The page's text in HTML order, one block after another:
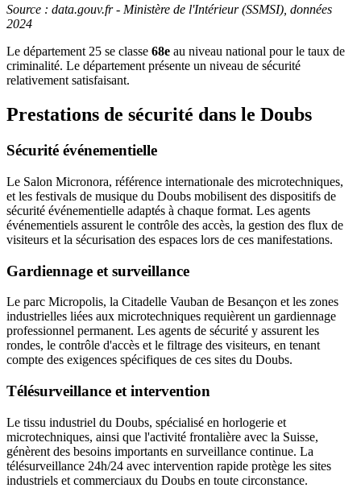
Source : data.gouv.fr - Ministère de l'Intérieur (SSMSI), données
2024
Le département 25 se classe 68e au niveau national pour le taux de
criminalité. Le département présente un niveau de sécurité
relativement satisfaisant.
Prestations de sécurité dans le Doubs
Sécurité événementielle
Le Salon Micronora, référence internationale des microtechniques,
et les festivals de musique du Doubs mobilisent des dispositifs de
sécurité événementielle adaptés à chaque format. Les agents
événementiels assurent le contrôle des accès, la gestion des flux de
visiteurs et la sécurisation des espaces lors de ces manifestations.
Gardiennage et surveillance
Le parc Micropolis, la Citadelle Vauban de Besançon et les zones
industrielles liées aux microtechniques requièrent un gardiennage
professionnel permanent. Les agents de sécurité y assurent les
rondes, le contrôle d'accès et le filtrage des visiteurs, en tenant
compte des exigences spécifiques de ces sites du Doubs.
Télésurveillance et intervention
Le tissu industriel du Doubs, spécialisé en horlogerie et
microtechniques, ainsi que l'activité frontalière avec la Suisse,
génèrent des besoins importants en surveillance continue. La
télésurveillance 24h/24 avec intervention rapide protège les sites
industriels et commerciaux du Doubs en toute circonstance.